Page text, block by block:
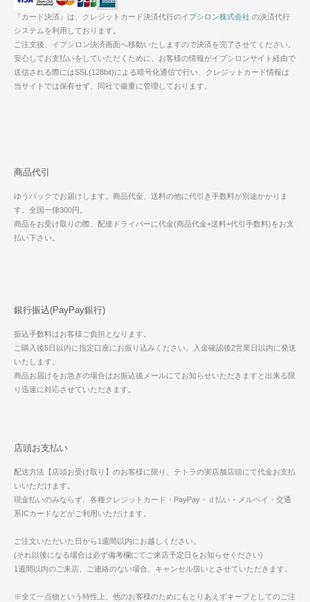
『カード決済』は、クレジットカード決済代行のイプシロン株式会社 の決済代行
システムを利用しております。
ご注文後、イプシロン決済画面へ移動いたしますので決済を完了させてください。
安心してお支払いをしていただくために、お客様の情報がイプシロンサイト経由で
送信される際にはSSL(128bit)による暗号化通信で行い、クレジットカード情報は
当サイトでは保有せず、同社で厳重に管理しております。
商品代引
ゆうパックでお届けします。商品代金、送料の他に代引き手数料が別途かかりま
す。全国一律300円。
商品をお受け取りの際、配達ドライバーに代金(商品代金+送料+代引手数料)をお支
払い下さい。
銀行振込(PayPay銀行)
振込手数料はお客様ご負担となります。
ご購入後5日以内に指定口座にお振り込みください。入金確認後2営業日以内に発送
いたします。
商品お届けをお急ぎの場合はお振込後メールにてお知らせいただきますと出来る限
り迅速に対応させていただきます。
店頭お支払い
配送方法【店頭お受け取り】のお客様に限り、テトラの実店舗店頭にて代金お支払
いいただけます。
現金払いのみならず、各種クレジットカード・PayPay・ｄ払い・メルペイ・交通
系ICカードなどがご利用いただけます。
ご注文いただいた日から1週間以内にお越しください。
(それ以後になる場合は必ず備考欄にてご来店予定日をお知らせください)
1週間以内のご来店、ご連絡のない場合、キャンセル扱いとさせていただきます。
※全て一点物という特性上、他のお客様のためにもとりあえずキープとしてのご注